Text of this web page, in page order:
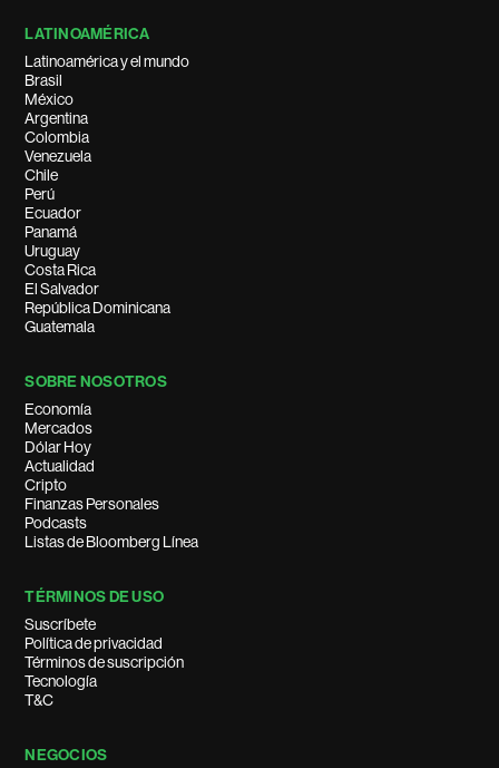
LATINOAMÉRICA
Latinoamérica y el mundo
Brasil
México
Argentina
Colombia
Venezuela
Chile
Perú
Ecuador
Panamá
Uruguay
Costa Rica
El Salvador
República Dominicana
Guatemala
SOBRE NOSOTROS
Economía
Mercados
Dólar Hoy
Actualidad
Cripto
Finanzas Personales
Podcasts
Listas de Bloomberg Línea
TÉRMINOS DE USO
Suscríbete
Política de privacidad
Términos de suscripción
Tecnología
T&C
NEGOCIOS